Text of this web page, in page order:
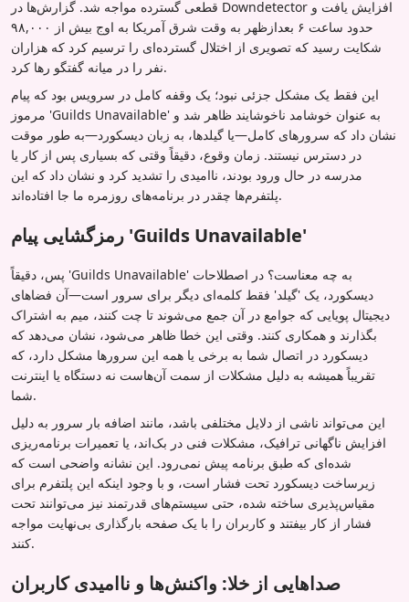
قطعی گسترده مواجه شد. گزارش‌ها در Downdetector افزایش یافت و
حدود ساعت ۶ بعدازظهر به وقت شرق آمریکا به اوج بیش از ۹۸,۰۰۰
شکایت رسید که تصویری از اختلال گسترده‌ای را ترسیم کرد که هزاران
نفر را در میانه گفتگو رها کرد.
این فقط یک مشکل جزئی نبود؛ یک وقفه کامل در سرویس بود که پیام
مرموز 'Guilds Unavailable' به عنوان خوشامد ناخوشایند ظاهر شد و
نشان داد که سرورهای کامل—یا گیلدها، به زبان دیسکورد—به طور موقت
در دسترس نیستند. زمان وقوع، دقیقاً وقتی که بسیاری پس از کار یا
مدرسه در حال ورود بودند، ناامیدی را تشدید کرد و نشان داد که این
پلتفرم‌ها چقدر در برنامه‌های روزمره ما جا افتاده‌اند.
رمزگشایی پیام 'Guilds Unavailable'
پس، دقیقاً 'Guilds Unavailable' به چه معناست؟ در اصطلاحات
دیسکورد، یک 'گیلد' فقط کلمه‌ای دیگر برای سرور است—آن فضاهای
دیجیتال پویایی که جوامع در آن جمع می‌شوند تا چت کنند، میم به اشتراک
بگذارند و همکاری کنند. وقتی این خطا ظاهر می‌شود، نشان می‌دهد که
دیسکورد در اتصال شما به برخی یا همه این سرورها مشکل دارد، که
تقریباً همیشه به دلیل مشکلات از سمت آن‌هاست نه دستگاه یا اینترنت
شما.
این می‌تواند ناشی از دلایل مختلفی باشد، مانند اضافه بار سرور به دلیل
افزایش ناگهانی ترافیک، مشکلات فنی در بک‌اند، یا تعمیرات برنامه‌ریزی
شده‌ای که طبق برنامه پیش نمی‌رود. این نشانه واضحی است که
زیرساخت دیسکورد تحت فشار است، و با وجود اینکه این پلتفرم برای
مقیاس‌پذیری ساخته شده، حتی سیستم‌های قدرتمند نیز می‌توانند تحت
فشار از کار بیفتند و کاربران را با یک صفحه بارگذاری بی‌نهایت مواجه
کنند.
صداهایی از خلا: واکنش‌ها و ناامیدی کاربران